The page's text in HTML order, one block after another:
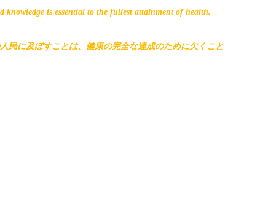
knowledge is essential to the fullest attainment of health.
民に及ぼすことは、健康の完全な達成のために欠くこと